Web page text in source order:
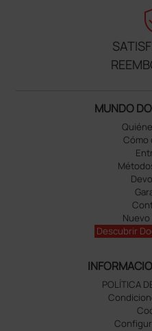
MUNDO
Cómo
Nuevo
Descubrir
POLÍTICA